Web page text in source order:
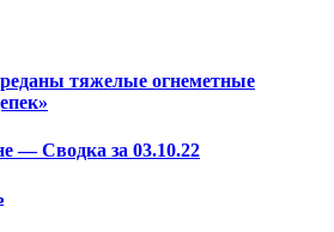
тяжелые огнеметные
— Сводка за 03.10.22